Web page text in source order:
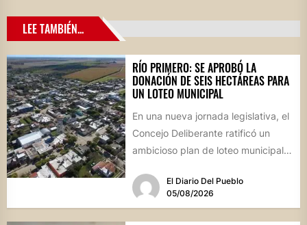
LEE TAMBIÉN...
RÍO PRIMERO: SE APROBÓ LA
DONACIÓN DE SEIS HECTÁREAS PARA
UN LOTEO MUNICIPAL
En una nueva jornada legislativa, el
Concejo Deliberante ratificó un
ambicioso plan de loteo municipal,
por...
El Diario Del Pueblo
05/08/2026